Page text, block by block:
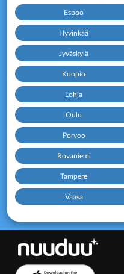
Espoo
Hyvinkää
Jyväskylä
Kuopio
Lohja
Oulu
Porvoo
Rovaniemi
Tampere
Vaasa